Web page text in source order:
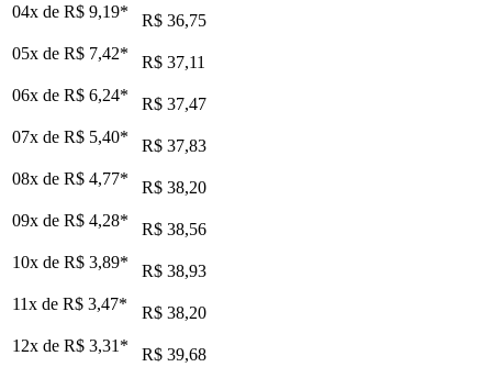
04x de R$ 9,19*
R$ 36,75
05x de R$ 7,42*
R$ 37,11
06x de R$ 6,24*
R$ 37,47
07x de R$ 5,40*
R$ 37,83
08x de R$ 4,77*
R$ 38,20
09x de R$ 4,28*
R$ 38,56
10x de R$ 3,89*
R$ 38,93
11x de R$ 3,47*
R$ 38,20
12x de R$ 3,31 * R$ 39,68